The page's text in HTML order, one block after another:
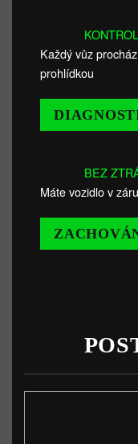
Každý vůz
prohlídkou
BEZ
Máte vozidlo v